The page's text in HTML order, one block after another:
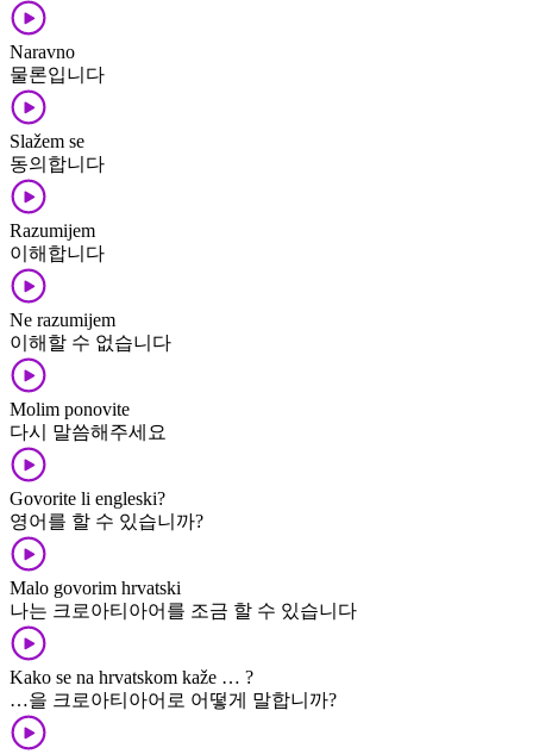
Naravno
물론입니다
Slažem se
동의합니다
Razumijem
이해합니다
Ne razumijem
이해할 수 없습니다
Molim ponovite
다시 말씀해주세요
Govorite li engleski?
영어를 할 수 있습니까?
Malo govorim hrvatski
나는 크로아티아어를 조금 할 수 있습니다
Kako se na hrvatskom kaže … ?
…을 크로아티아어로 어떻게 말합니까?